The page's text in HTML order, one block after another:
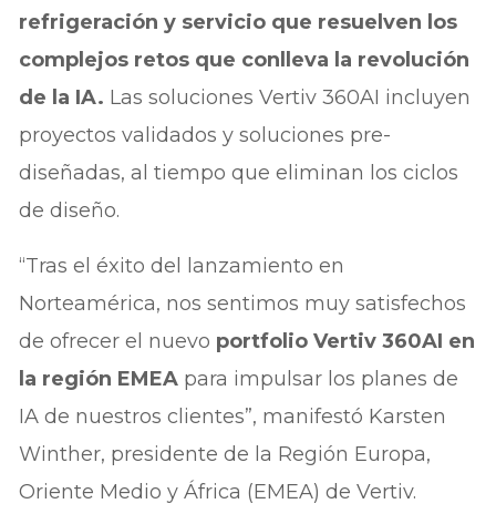
refrigeración y servicio que resuelven los
complejos retos que conlleva la revolución
de la IA. Las soluciones Vertiv 360AI incluyen
proyectos validados y soluciones pre-
diseñadas, al tiempo que eliminan los ciclos
de diseño.
“Tras el éxito del lanzamiento en
Norteamérica, nos sentimos muy satisfechos
de ofrecer el nuevo portfolio Vertiv 360AI en
la región EMEA para impulsar los planes de
IA de nuestros clientes”, manifestó Karsten
Winther, presidente de la Región Europa,
Oriente Medio y África (EMEA) de Vertiv.